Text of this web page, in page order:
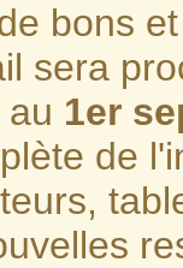
bons
sera
1er
de